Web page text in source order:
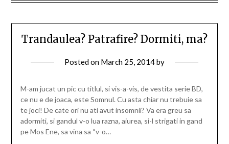
Trandaulea? Patrafire? Dormiti, ma?
Posted on March 25, 2014by
M-am jucat un pic cu titlul, si vis-a-vis, de vestita serie BD,
ce nu e de joaca, este Somnul. Cu asta chiar nu trebuie sa
te joci! De cate ori nu ati avut insomnii? Va era greu sa
adormiti, si gandul v-o lua razna, aiurea, si-l strigati in gand
pe Mos Ene, sa vina sa “v-o…